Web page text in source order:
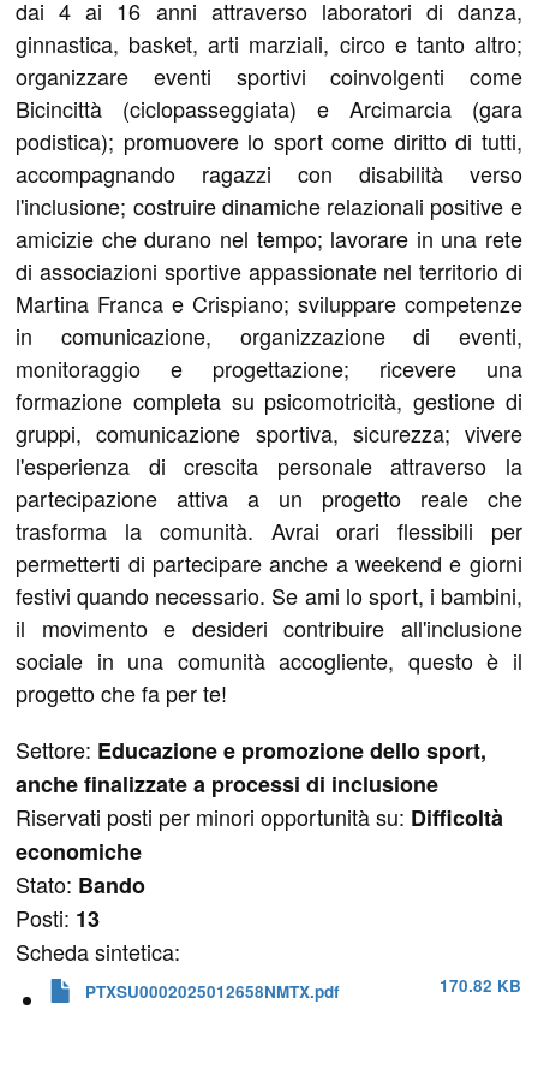
dai 4 ai 16 anni attraverso laboratori di danza,
ginnastica, basket, arti marziali, circo e tanto altro;
organizzare eventi sportivi coinvolgenti come
Bicincittà (ciclopasseggiata) e Arcimarcia (gara
podistica); promuovere lo sport come diritto di tutti,
accompagnando ragazzi con disabilità verso
l'inclusione; costruire dinamiche relazionali positive e
amicizie che durano nel tempo; lavorare in una rete
di associazioni sportive appassionate nel territorio di
Martina Franca e Crispiano; sviluppare competenze
in comunicazione, organizzazione di eventi,
monitoraggio e progettazione; ricevere una
formazione completa su psicomotricità, gestione di
gruppi, comunicazione sportiva, sicurezza; vivere
l'esperienza di crescita personale attraverso la
partecipazione attiva a un progetto reale che
trasforma la comunità. Avrai orari flessibili per
permetterti di partecipare anche a weekend e giorni
festivi quando necessario. Se ami lo sport, i bambini,
il movimento e desideri contribuire all'inclusione
sociale in una comunità accogliente, questo è il
progetto che fa per te!
Settore: Educazione e promozione dello sport,
anche finalizzate a processi di inclusione
Riservati posti per minori opportunità su: Difficoltà
economiche
Stato: Bando
Posti: 13
Scheda sintetica:
PTXSU0002025012658NMTX.pdf 170.82 KB